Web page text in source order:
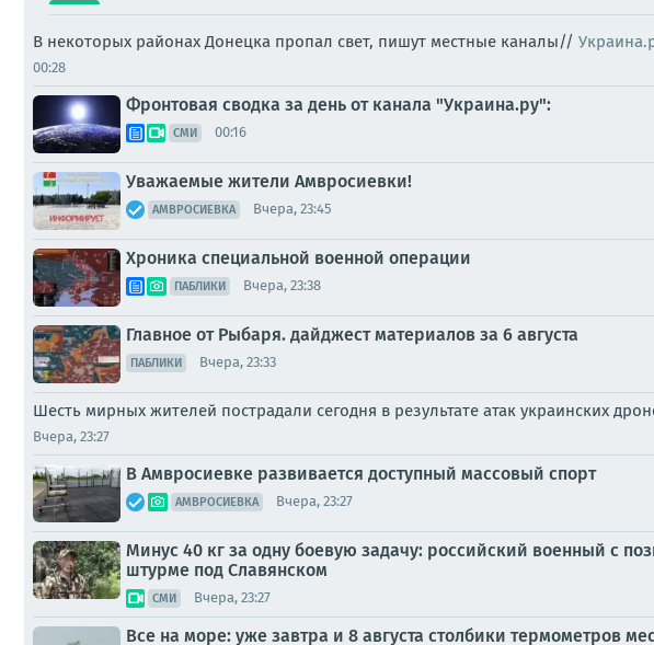
В некоторых районах Донецка пропал свет, пишут местные каналы//
00:28
Фронтовая сводка за день от канала "Украина.ру":
СМИ 00:16
Уважаемые жители Амвросиевки!
АМВРОСИЕВКА Вчера, 23:45
Хроника специальной военной операции
ПАБЛИКИ Вчера, 23:38
Главное от Рыбаря. дайджест материалов за 6 августа
ПАБЛИКИ Вчера, 23:33
Шесть мирных жителей пострадали сегодня в результате атак украинских
Вчера, 23:27
В Амвросиевке развивается доступный массовый спорт
АМВРОСИЕВКА Вчера, 23:27
Минус 40 кг за одну боевую задачу: российский военный с
штурме под Славянском
СМИ Вчера, 23:27
Все на море: уже завтра и 8 августа столбики термометров